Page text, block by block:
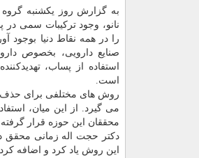
به گزارش روز یكشنبه گروه
نانو، وجود تركیبات سمی در
را در همه نقاط دنیا بوجود
صنایع دارویی، بخصوص
استفاده از پساب،
است.
روش های مختلفی برای حذف
می گیرد. از این میان،
محققان این حوزه قرار
دكتر حجت اله زمانی محقق
این روش یاد كرد و اضافه